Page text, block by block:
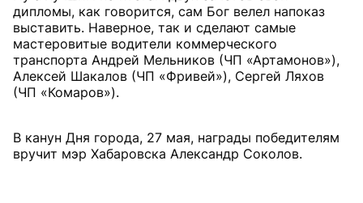
дипломы, как говорится, сам Бог велел напоказ
выставить. Наверное, так и сделают самые
мастеровитые водители коммерческого
транспорта Андрей Мельников (ЧП «Артамонов»),
Алексей Шакалов (ЧП «Фривей»), Сергей Ляхов
(ЧП «Комаров»).
В канун Дня города, 27 мая, награды победителям
вручит мэр Хабаровска Александр Соколов.